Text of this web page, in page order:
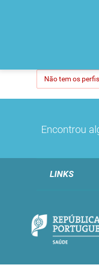
Não tem os
Encontrou
LINKS